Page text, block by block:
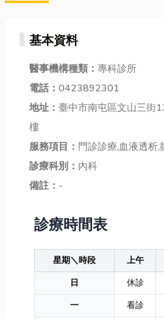
基本資料
醫事機構種類： 專科診所
電話： 0423892301
地址： 臺中市南屯區文山三街
樓
服務項目： 門診診療,血液透析,
診療科別： 內科
備註： -
診療時間表
星期＼時段 上午
日
休診
一
看診